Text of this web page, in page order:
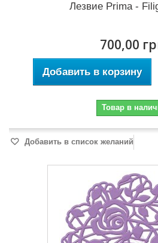
Лезвие Prima -
700,00
Добавить в корзину
Товар в
Добавить в список желаний